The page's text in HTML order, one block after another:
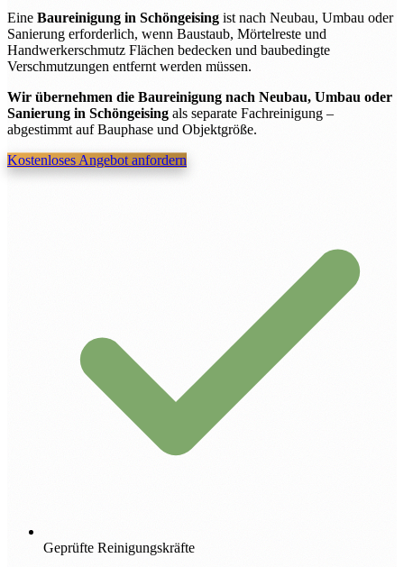
Eine Baureinigung in Schöngeising ist nach Neubau, Umbau oder
Sanierung erforderlich, wenn Baustaub, Mörtelreste und
Handwerkerschmutz Flächen bedecken und baubedingte
Verschmutzungen entfernt werden müssen.
Wir übernehmen die Baureinigung nach Neubau, Umbau oder
Sanierung in Schöngeising als separate Fachreinigung –
abgestimmt auf Bauphase und Objektgröße.
Kostenloses Angebot anfordern
Geprüfte Reinigungskräfte